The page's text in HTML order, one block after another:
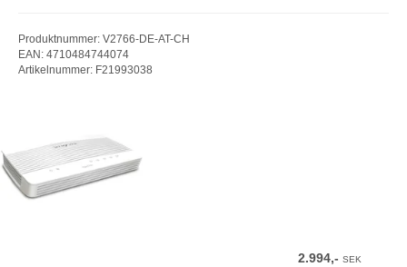
Produktnummer: V2766-DE-AT-CH
EAN: 4710484744074
Artikelnummer: F21993038
2.994,-SEK